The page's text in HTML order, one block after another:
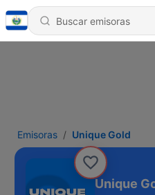
Emisoras Unique Gold
Unique